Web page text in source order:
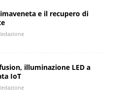
e il recupero di
illuminazione LED a
IoT